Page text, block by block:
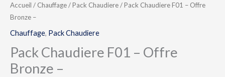
Accueil / Chauffage/Pack Chaudiere/ Pack Chaudiere F01 – Offre
Bronze –
Chauffage, Pack Chaudiere
Pack Chaudiere F01 – Offre
Bronze –